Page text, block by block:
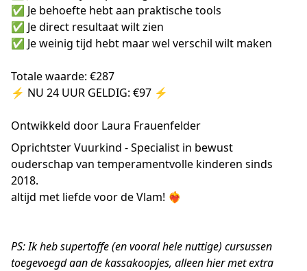
✅ Je behoefte hebt aan praktische tools
✅ Je direct resultaat wilt zien
✅ Je weinig tijd hebt maar wel verschil wilt maken
Totale waarde: €287
⚡ NU 24 UUR GELDIG: €97 ⚡
Ontwikkeld door Laura Frauenfelder
Oprichtster Vuurkind - Specialist in bewust
ouderschap van temperamentvolle kinderen sinds
2018.
altijd met liefde voor de Vlam! ❤️‍🔥
PS: Ik heb supertoffe (en vooral hele nuttige) cursussen
toegevoegd aan de kassakoopjes, alleen hier met extra